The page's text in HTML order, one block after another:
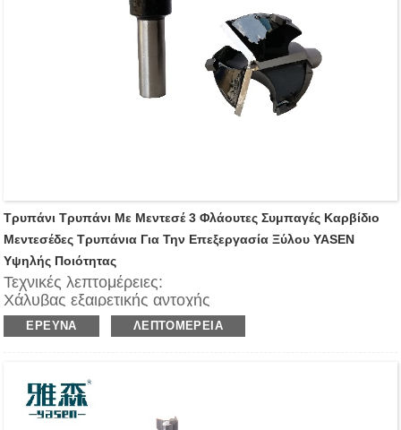
Τρυπάνι Τρυπάνι Με Μεντεσέ 3 Φλάουτες Συμπαγές Καρβίδιο
Μεντεσέδες Τρυπάνια Για Την Επεξεργασία Ξύλου YASEN
Υψηλής Ποιότητας
Τεχνικές λεπτομέρειες:
Χάλυβας εξαιρετικής αντοχής
Κοπτική μερίδα επικαλυμμένη με πορτοκαλί ή μαύρο
Κεφαλή TCT με ισορροπημένο κεντρικό σημείο
Παράλληλο στέλεχος με επίπεδη και ρυθμιζόμενη βίδα
κίνησης.
ΈΡΕΥΝΑ ΛΕΠΤΟΜΈΡΕΙΑ